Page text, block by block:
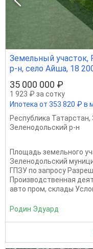
Земельный участок,
р-н, село Айша, 18
35 000 000 ₽
1 923 ₽ за сотку
Ипотека от 353 820 ₽ в
Республика Татарстан,
Зеленодольский р-н
Площадь земельного
Зеленодольский
ГПЗУ по запросу
Производственная
авто пром, склады
Родин Эдуард